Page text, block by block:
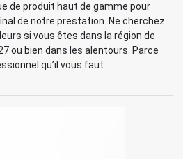
de produit haut de gamme pour
de notre prestation. Ne cherchez
si vous êtes dans la région de
ou bien dans les alentours. Parce
qu’il vous faut.